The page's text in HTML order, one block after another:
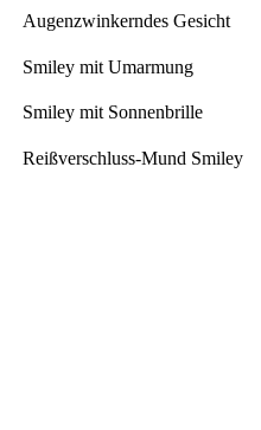
Augenzwinkerndes Gesicht
Smiley mit Umarmung
Smiley mit Sonnenbrille
Reißverschluss-Mund Smiley